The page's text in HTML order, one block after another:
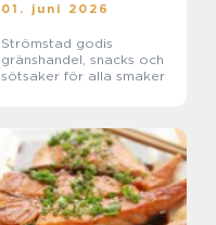
01. juni 2026
Strömstad godis
gränshandel, snacks och
sötsaker för alla smaker